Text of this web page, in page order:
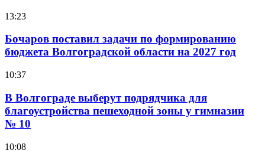
13:23
Бочаров поставил задачи по формированию
бюджета Волгоградской области на 2027 год
10:37
В Волгограде выберут подрядчика для
благоустройства пешеходной зоны у гимназии
№ 10
10:08